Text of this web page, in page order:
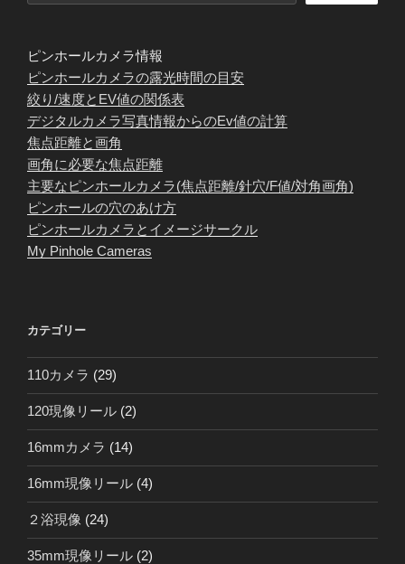
ピンホールカメラ情報
ピンホールカメラの露光時間の目安
絞り/速度とEV値の関係表
デジタルカメラ写真情報からのEv値の計算
焦点距離と画角
画角に必要な焦点距離
主要なピンホールカメラ(焦点距離/針穴/F値/対角画角)
ピンホールの穴のあけ方
ピンホールカメラとイメージサークル
My Pinhole Cameras
カテゴリー
110カメラ (29)
120現像リール (2)
16mmカメラ (14)
16mm現像リール (4)
２浴現像 (24)
35mm現像リール (2)